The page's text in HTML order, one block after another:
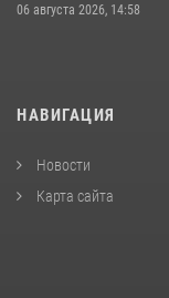
06 августа 2026, 14:58
НАВИГАЦИЯ
Новости
Карта сайта